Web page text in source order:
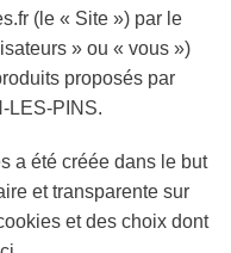
(le « Site ») par le
» ou « vous »)
proposés par
LES-PINS.
a été créée dans le but
et transparente sur
et des choix dont